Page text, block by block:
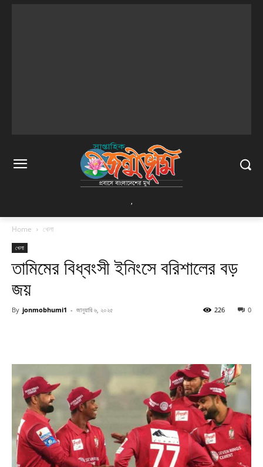
Home খেলা
খেলা
তামিমের বিধ্বংসী ইনিংসে বরিশালের বড়
জয়
By jonmobhumi1 - জানুয়ারি ৬, ২০২৫ 0
226